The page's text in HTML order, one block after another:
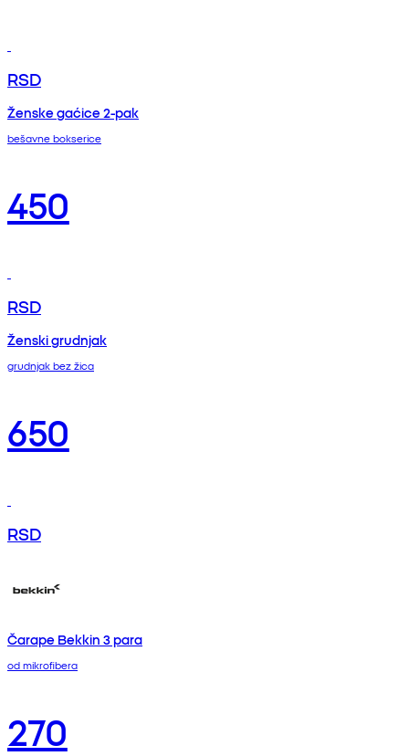
RSD
Ženske gaćice 2-pak
bešavne bokserice
450
RSD
Ženski grudnjak
grudnjak bez žica
650
RSD
Čarape Bekkin 3 para
od mikrofibera
270